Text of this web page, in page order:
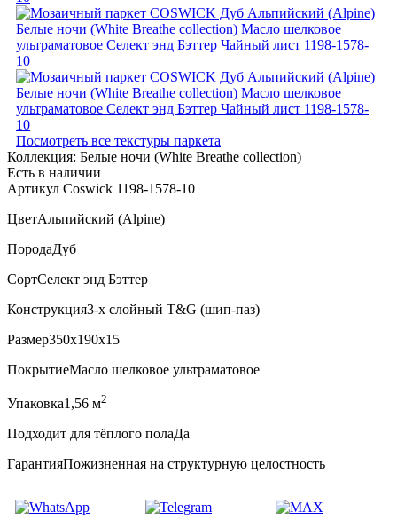
Посмотреть все текстуры паркета
Коллекция: Белые ночи (White Breathe collection)
Есть в наличии
Артикул Coswick 1198-1578-10
ЦветАльпийский (Alpine)
ПородаДуб
СортСелект энд Бэттер
Конструкция3-х слойный T&G (шип-паз)
Размер350x190x15
ПокрытиеМасло шелковое ультраматовое
Упаковка1,56 м2
Подходит для тёплого полаДа
ГарантияПожизненная на структурную целостность